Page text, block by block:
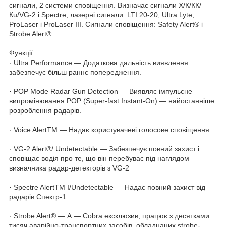
сигнали, 2 системи сповіщення. Визначає сигнали X/К/КК/
Кu/VG-2 і Spectre; лазерні сигнали: LTI 20-20, Ultra Lyte,
ProLaser і ProLaser III. Сигнали сповіщення: Safety Alert® і
Strobe Alert®.
Функції:
· Ultra Performance — Додаткова дальність виявлення
забезпечує більш раннє попередження.
· POP Mode Radar Gun Detection — Виявляє імпульсне
випромінювання POP (Super-fast Instant-On) — найостанніше
розроблення радарів.
· Voice AlertTM — Надає користувачеві голосове сповіщення.
· VG-2 Alert®/ Undetectable — Забезпечує повний захист і
сповіщає водія про те, що він перебуває під наглядом
визначника радар-детекторів з VG-2
· Spectre AlertTM I/Undetectable — Надає повний захист від
радарів Спектр-1
· Strobe Alert® — А — Cobra ексклюзив, працює з десятками
тисяч аварійно-транспортних засобів, обладнаних strobe-